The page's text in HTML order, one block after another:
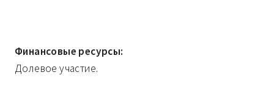
Финансовые ресурсы:
Долевое участие.